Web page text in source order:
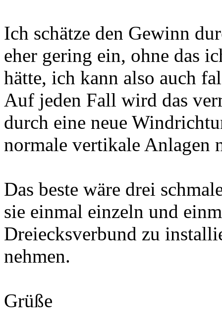
Ich schätze den Gewinn
eher gering ein, ohne das
hätte, ich kann also auch
Auf jeden Fall wird das
durch eine neue
normale vertikale Anlagen
Das beste wäre drei
sie einmal einzeln und
Dreiecksverbund zu
nehmen.
Grüße